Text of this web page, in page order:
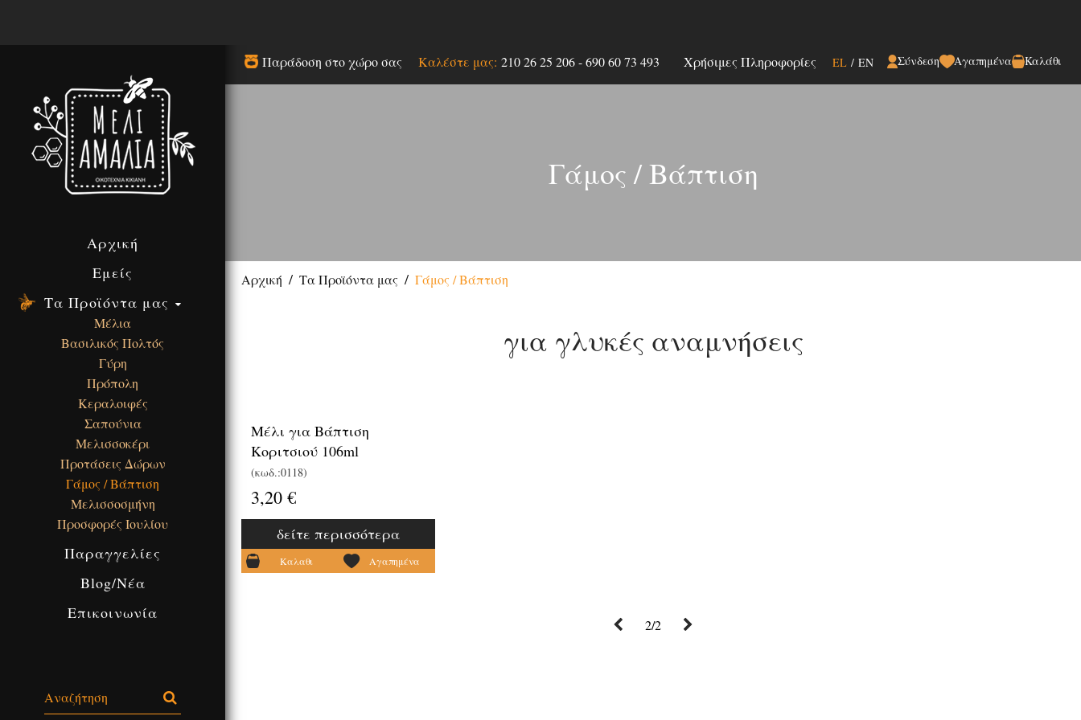
Αρχική
Εμείς
Τα Προϊόντα μας
Μέλια
Βασιλικός Πολτός
Γύρη
Πρόπολη
Κεραλοιφές
Σαπούνια
Μελισσοκέρι
Προτάσεις Δώρων
Γάμος / Βάπτιση
Μελισσοσμήνη
Προσφορές Ιουλίου
Παραγγελίες
Blog/Νέα
Επικοινωνία
Παράδοση στο χώρο σας Καλέστε μας: 210 26 25 206-690 60 73 493 Χρήσιμες Πληροφορίες EL / EN Σύνδεση Αγαπημένα Καλάθι
Γάμος / Βάπτιση
Αρχική Τα Προϊόντα μας Γάμος / Βάπτιση
για γλυκές αναμνήσεις
Μέλι για Βάπτιση
Κοριτσιού 106ml
(κωδ.:0118)
3,20 €
δείτε περισσότερα
Καλαθι Αγαπημένα
2/2